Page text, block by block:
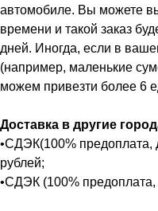
автомобиле. Вы можете
времени и такой заказ
дней. Иногда, если в
(например, маленькие
можем привезти более 6
Доставка в другие
•СДЭК(100% предоплата,
рублей;
•СДЭК (100% предоплата,